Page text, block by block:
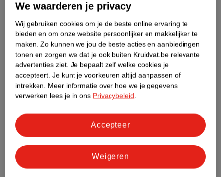
Dit product heeft (nog) geen Nature
Meer informatie
Bestel & Bezorginformatie
Alle Nagellak
Hoe controleren wij de reviews?
We waarderen je privacy
Wij gebruiken cookies om je de beste online ervaring te
bieden en om onze website persoonlijker en makkelijker te
maken. Zo kunnen we jou de beste acties en aanbiedingen
tonen en zorgen we dat je ook buiten Kruidvat.be relevante
advertenties ziet. Je bepaalt zelf welke cookies je
accepteert. Je kunt je voorkeuren altijd aanpassen of
intrekken. Meer informatie over hoe we je gegevens
verwerken lees je in ons Privacybeleid.
Weigeren
Accepteer